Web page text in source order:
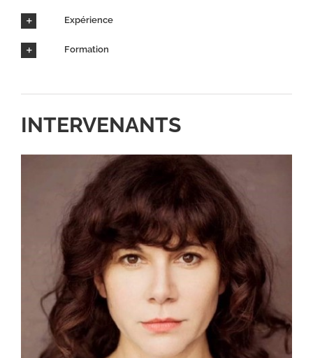
Expérience
Formation
INTERVENANTS